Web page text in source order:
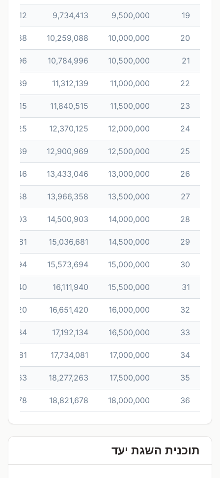
19
9,500,000
9,734,413
20
10,000,000
10,259,088
21
10,500,000
10,784,996
22
11,000,000
11,312,139
23
11,500,000
11,840,515
24
12,000,000
12,370,125
25
12,500,000
12,900,969
26
13,000,000
13,433,046
27
13,500,000
13,966,358
28
14,000,000
14,500,903
29
14,500,000
15,036,681
30
15,000,000
15,573,694
31
15,500,000
16,111,940
32
16,000,000
16,651,420
33
16,500,000
17,192,134
34
17,000,000
17,734,081
35
17,500,000
18,277,263
36
18,000,000
18,821,678
תוכנית השגת יעד